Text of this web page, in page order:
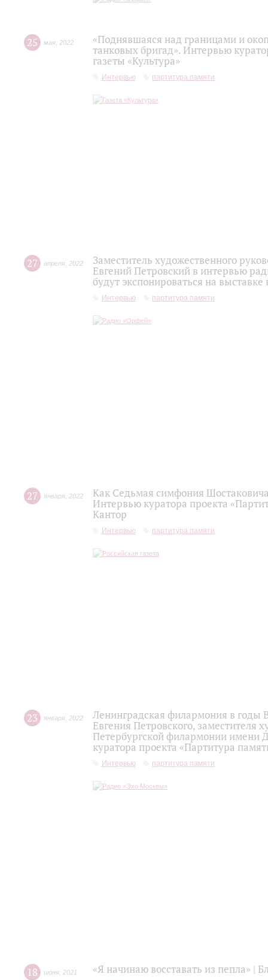
25 мая 2022
«Поднявшаяся над границами и
танковых бригад». Интервью
газеты «Культура»
Интервью партитура памяти
27 апреля 2022
Заместитель художественного
Евгений Петровский в интервью
будут экспонироваться на
Интервью партитура памяти
27 января 2022
Как Седьмая симфония
Интервью куратора проекта
Кантор
Интервью партитура памяти
23 января 2022
Ленинградская филармония в годы
Евгения Петровского, заместителя
Петербургской филармонии имени
куратора проекта «Партитура
Интервью партитура памяти
18 июня 2021 «Я начинаю восставать из пепла» |